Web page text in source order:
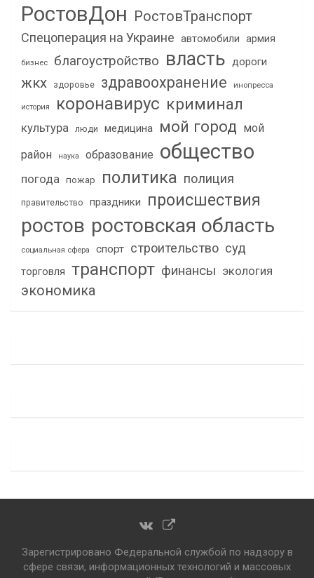
РостовДон РостовТранспорт
Спецоперация на Украине автомобили армия
бизнес благоустройство власть дороги
жкх здоровье здравоохранение инопресса
история коронавирус криминал
культура люди медицина мой город мой
район
наука образование общество
погода пожар политика полиция
правительство праздники происшествия
ростов ростовская область
социальная сфера спорт строительство суд
торговля транспорт финансы экология
экономика
Зарегистрировано Федеральной службой по надзору в
сфере связи, информационных технологий и массовых